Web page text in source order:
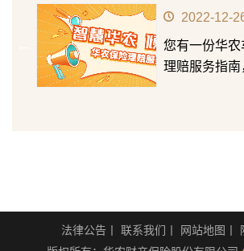
2022-12-
您有一份华
理赔服务指
法律公告 联系我们 网站地图